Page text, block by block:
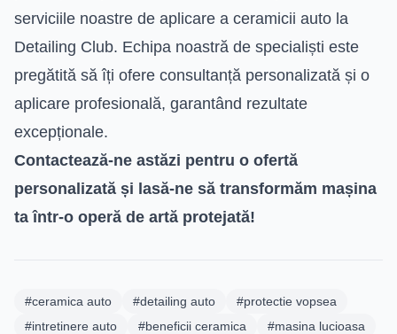
serviciile noastre de aplicare a ceramicii auto la
Detailing Club. Echipa noastră de specialiști este
pregătită să îți ofere consultanță personalizată și o
aplicare profesională, garantând rezultate
excepționale.
Contactează-ne astăzi pentru o ofertă
personalizată și lasă-ne să transformăm mașina
ta într-o operă de artă protejată!
#ceramica auto #detailing auto
#protectie vopsea
#intretinere auto
#beneficii ceramica #masina lucioasa